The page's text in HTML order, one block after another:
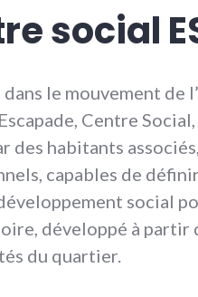
social
dans le mouvement de
Centre
des habitants
capables de
social
développé à partir
du quartier.